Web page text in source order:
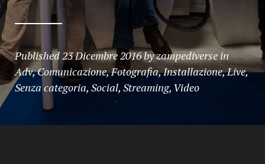
Published23 Dicembre 2016byzampediversein
Adv,Comunicazione,Fotografia,Installazione,Live,
Senza categoria, Social, Streaming, Video